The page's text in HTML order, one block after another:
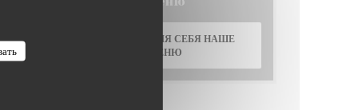
ОТКРОЙТЕ ДЛЯ СЕБЯ НАШЕ
МЕНЮ